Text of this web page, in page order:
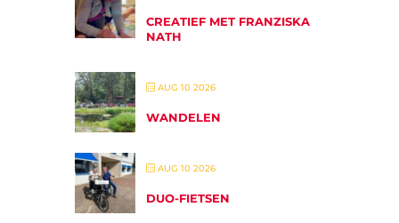
CREATIEF MET FRANZISKA
NATH
AUG 10 2026
WANDELEN
AUG 10 2026
DUO-FIETSEN